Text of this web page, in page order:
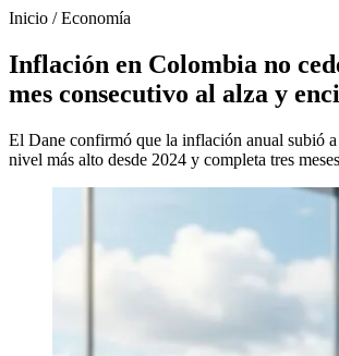
Inicio /Economía
Inflación en Colombia no
mes consecutivo al alza y
El Dane confirmó que la inflación anual subió
nivel más alto desde 2024 y completa tres